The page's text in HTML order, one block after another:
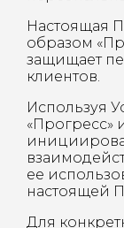
Настоящая
образом
защищает
клиентов.
Используя
ее
настоящей
Для